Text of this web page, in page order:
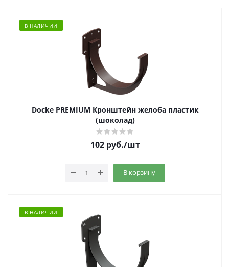
В НАЛИЧИИ
Docke PREMIUM Кронштейн желоба пластик
(шоколад)
102руб./шт
В корзину
В НАЛИЧИИ